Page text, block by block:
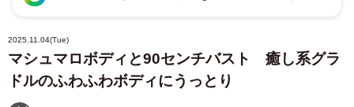
2025.11.04(Tue)
マシュマロボディと90センチバスト 癒し系グラ
ドルのふわふわボディにうっとり